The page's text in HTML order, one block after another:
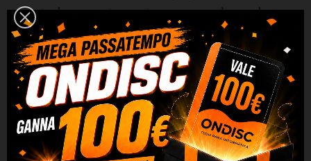
e controlar remotamente o sensor de qualquer
lugar do mundo usando seu smartphone ou
tablet.É uma solução prática que lhe permite
controlar a sua casa mesmo quando está
ausente.O sensor também funciona com os
assistentes de voz Amazon Alexa e Google
Home, tornando-o ainda mais fácil de